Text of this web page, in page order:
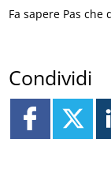
Fa sapere Pas
Condividi